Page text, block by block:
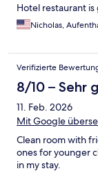
Hotel restaurant is
Nicholas,
Verifizierte
8/10 – Sehr
11. Feb. 2026
Mit Google
Clean room with
ones for younger
in my stay.